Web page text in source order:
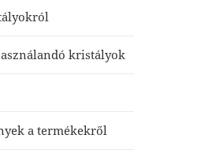
kristályok
a termékekről